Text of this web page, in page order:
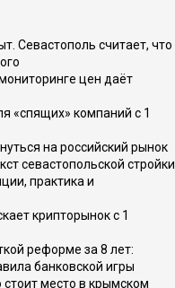
Севастополь считает, что
цен даёт
«спящих» компаний с 1
на российский рынок
севастопольской стройки
практика и
крипторынок с 1
реформе за 8 лет:
банковской игры
стоит место в крымском